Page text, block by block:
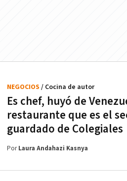
Es chef, huyó de
restaurante que es el
guardado de Colegiales
NEGOCIOS / Cocina de autor
PorLaura Andahazi Kasnya